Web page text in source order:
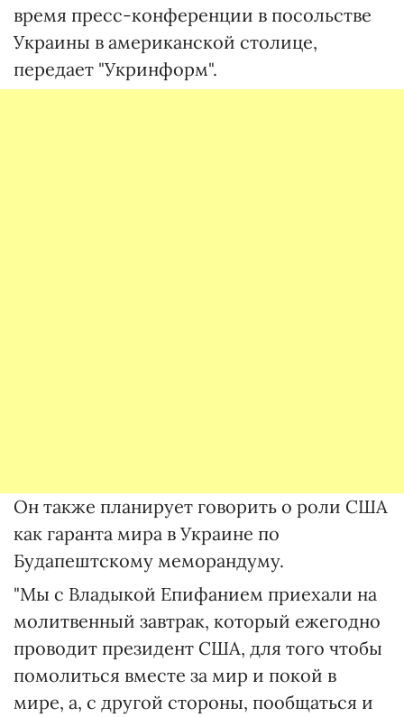
время пресс-конференции в посольстве
Украины в американской столице,
передает "Укринформ".
Он также планирует говорить о роли США
как гаранта мира в Украине по
Будапештскому меморандуму.
"Мы с Владыкой Епифанием приехали на
молитвенный завтрак, который ежегодно
проводит президент США, для того чтобы
помолиться вместе за мир и покой в
мире, а, с другой стороны, пообщаться и